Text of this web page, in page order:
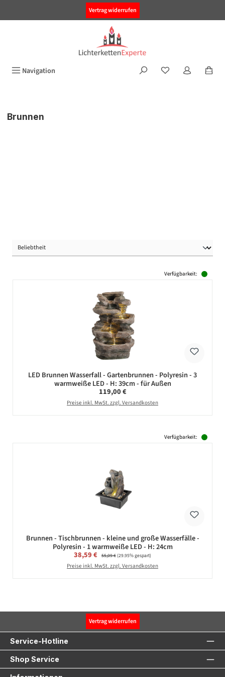
Vertrag widerrufen
Navigation
Brunnen
Verfügbarkeit:
LED Brunnen Wasserfall - Gartenbrunnen - Polyresin - 3
warmweiße LED - H: 39cm - für Außen
Regulärer Preis:
119,00 €
Preise inkl. MwSt. zzgl. Versandkosten
Verfügbarkeit:
Brunnen - Tischbrunnen - kleine und große Wasserfälle -
Polyresin - 1 warmweiße LED - H: 24cm
Verkaufspreis:
38,59 € Regulärer Preis:
55,09 €(29.95% gespart)
Preise inkl. MwSt. zzgl. Versandkosten
Vertrag widerrufen
Service-Hotline
Shop Service